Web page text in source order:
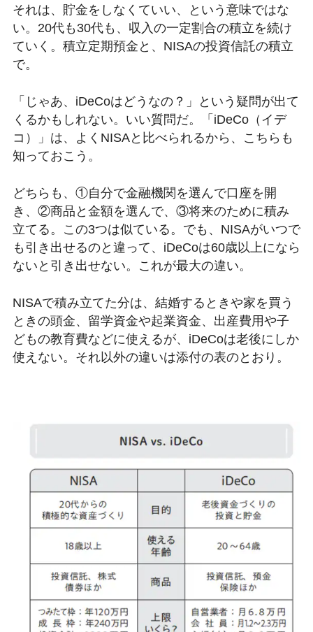
それは、貯金をしなくていい、という意味ではな
い。20代も30代も、収入の一定割合の積立を続け
ていく。積立定期預金と、NISAの投資信託の積立
で。
「じゃあ、iDeCoはどうなの？」という疑問が出て
くるかもしれない。いい質問だ。「iDeCo（イデ
コ）」は、よくNISAと比べられるから、こちらも
知っておこう。
どちらも、①自分で金融機関を選んで口座を開
き、②商品と金額を選んで、③将来のために積み
立てる。この3つは似ている。でも、NISAがいつで
も引き出せるのと違って、iDeCoは60歳以上になら
ないと引き出せない。これが最大の違い。
NISAで積み立てた分は、結婚するときや家を買う
ときの頭金、留学資金や起業資金、出産費用や子
どもの教育費などに使えるが、iDeCoは老後にしか
使えない。それ以外の違いは添付の表のとおり。